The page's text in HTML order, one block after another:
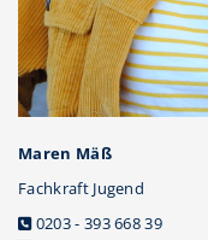
Maren Mäß
Fachkraft Jugend
0203 - 393 668 39